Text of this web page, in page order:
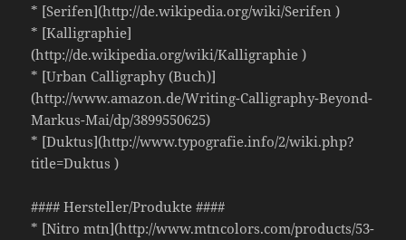
* [Serifen](http://de.wikipedia.org/wiki/Serifen )
* [Kalligraphie]
(http://de.wikipedia.org/wiki/Kalligraphie )
* [Urban Calligraphy (Buch)]
(http://www.amazon.de/Writing-Calligraphy-Beyond-
Markus-Mai/dp/3899550625)
* [Duktus](http://www.typografie.info/2/wiki.php?
title=Duktus )
#### Hersteller/Produkte ####
* [Nitro mtn](http://www.mtncolors.com/products/53-